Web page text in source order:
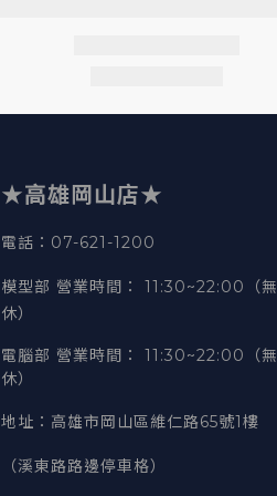
★高雄岡山店★
電話：07-621-1200
模型部 營業時間 ：
11:30~22:00（無
休）
電腦部 營業時間 ：
11:30~22:00（無
休）
地址 ： 高雄市岡山區維仁路65號1樓
（溪東路路邊停車格）